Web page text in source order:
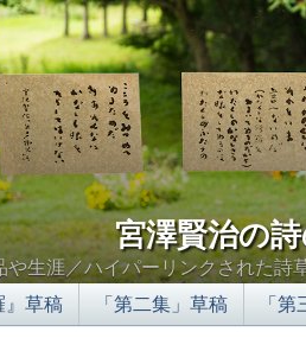
宮澤賢治の
や生涯／ハイパーリンクされた
』草稿 「第二集」草稿 「